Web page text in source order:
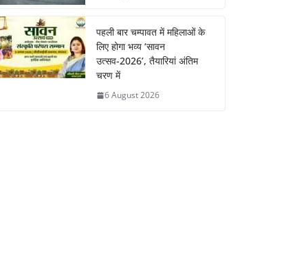
पहली बार चम्पावत में महिलाओं के
लिए होगा भव्य ‘सावन
उत्सव-2026’, तैयारियां अंतिम
चरण में
6 August 2026